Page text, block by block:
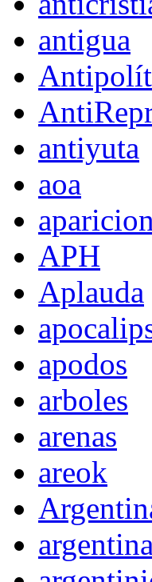
antigua
antiyuta
aoa
aparicion
APH
Aplauda
apodos
arboles
arenas
areok